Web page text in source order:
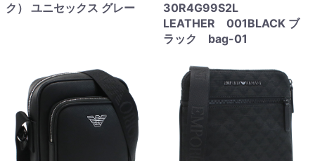
ク） ユニセックス グレー
30R4G99S2L
LEATHER 001BLACK ブ
ラック bag-01